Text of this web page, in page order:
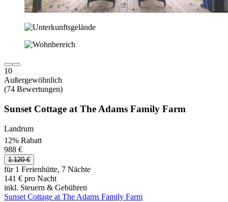
10
Außergewöhnlich
(74 Bewertungen)
Sunset Cottage at The Adams Family Farm
Landrum
12% Rabatt
988 €
1.120 €
für 1 Ferienhütte, 7 Nächte
141 € pro Nacht
inkl. Steuern & Gebühren
Sunset Cottage at The Adams Family Farm